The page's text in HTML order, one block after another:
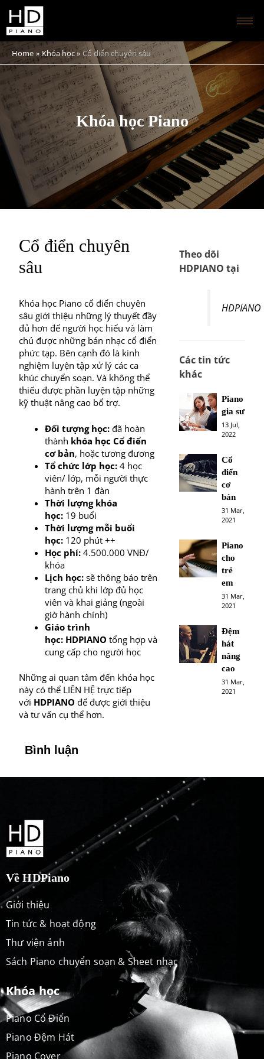
Home Khóa học Cổ điển chuyên sâu
Khóa học Piano
Cổ điển chuyên
sâu
Khóa học Piano cổ điển chuyên
sâu giới thiệu những lý thuyết đầy
đủ hơn để người học hiểu và làm
chủ được những bản nhạc cổ điển
phức tạp. Bên cạnh đó là kinh
nghiệm luyện tập xử lý các ca
khúc chuyển soạn. Và không thể
thiếu được phần luyện tập những
kỹ thuật nâng cao bổ trợ.
Đối tượng học:đã hoàn
thành khóa học Cổ điển
cơ bản, hoặc tương đương
Tổ chức lớp học:4 học
viên/ lớp, mỗi người thực
hành trên 1 đàn
Thời lượng khóa
học:19 buổi
Thời lượng mỗi buổi
học:120 phút ++
Học phí:4.500.000 VNĐ/
khóa
Lịch học:sẽ thông báo trên
trang chủ khi lớp đủ học
viên và khai giảng (ngoài
giờ hành chính)
Giáo trình
học: HDPIANO tổng hợp và
cung cấp cho người học
Những ai quan tâm đến khóa học
này có thể LIÊN HỆ trực tiếp
với HDPIANO để được giới thiệu
và tư vấn cụ thể hơn.
Bình luận
Theo dõi
HDPIANO tại
HDPIANO
Các tin tức
khác
Piano
gia sư
13 Jul,
2022
Cổ
điển
cơ
bản
31 Mar,
2021
Piano
cho
trẻ
em
31 Mar,
2021
Đệm
hát
nâng
cao
31 Mar,
2021
Về HDPiano
Giới thiệu
Tin tức & hoạt động
Thư viện ảnh
Sách Piano chuyển soạn & Sheet nhạc
Khóa học
Piano Cổ Điển
Piano Đệm Hát
Piano Cover